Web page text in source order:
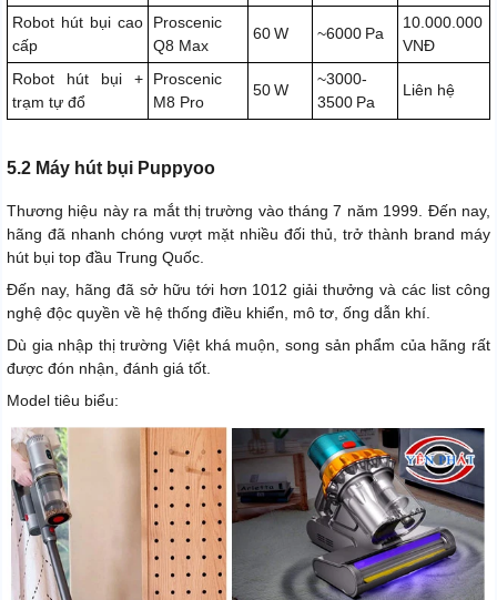
Robot hút bụi cao
cấp
Proscenic
Q8 Max
60 W ~6000 Pa
10.000.000
VNĐ
Robot hút bụi +
trạm tự đổ
Proscenic
M8 Pro
50 W
~3000-
3500 Pa
Liên hệ
5.2 Máy hút bụi Puppyoo
Thương hiệu này ra mắt thị trường vào tháng 7 năm 1999. Đến nay,
hãng đã nhanh chóng vượt mặt nhiều đối thủ, trở thành brand máy
hút bụi top đầu Trung Quốc.
Đến nay, hãng đã sở hữu tới hơn 1012 giải thưởng và các list công
nghệ độc quyền về hệ thống điều khiển, mô tơ, ống dẫn khí.
Dù gia nhập thị trường Việt khá muộn, song sản phẩm của hãng rất
được đón nhận, đánh giá tốt.
Model tiêu biểu: